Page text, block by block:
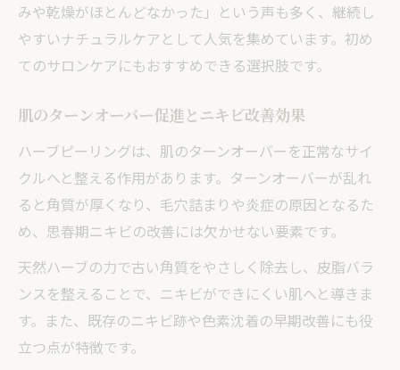
みや乾燥がほとんどなかった」という声も多く、継続し
やすいナチュラルケアとして人気を集めています。初め
てのサロンケアにもおすすめできる選択肢です。
肌のターンオーバー促進とニキビ改善効果
ハーブピーリングは、肌のターンオーバーを正常なサイ
クルへと整える作用があります。ターンオーバーが乱れ
ると角質が厚くなり、毛穴詰まりや炎症の原因となるた
め、思春期ニキビの改善には欠かせない要素です。
天然ハーブの力で古い角質をやさしく除去し、皮脂バラ
ンスを整えることで、ニキビができにくい肌へと導きま
す。また、既存のニキビ跡や色素沈着の早期改善にも役
立つ点が特徴です。